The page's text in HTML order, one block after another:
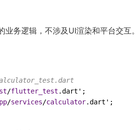
务逻辑，不涉及UI渲染和平台交互。
/flutter_test .dart
/services/calculator.dart ';